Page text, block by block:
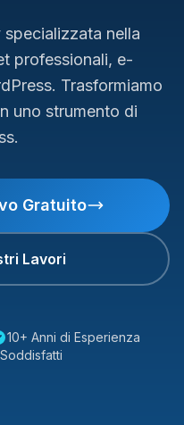
nella
professionali, e-
Trasformiamo
uno strumento di
Gratuito
Lavori
10+ Anni di Esperienza